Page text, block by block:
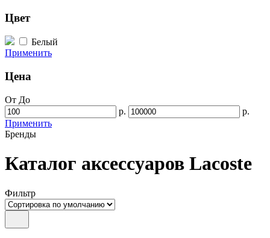
Цвет
Белый
Применить
Цена
От До
р.
р.
Применить
Бренды
Каталог аксессуаров Lacoste
Фильтр